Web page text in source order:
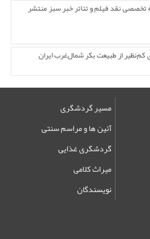
نامه تخصصی نقد فیلم و تئاتر خبر سبز منتشر
کم‌نظیر از طبیعت بکر شمال‌غرب ایران
مسیر گردشگری
آئین ها و مراسم سنتی
گردشگری غذایی
میراث کلامی
نویسندگان